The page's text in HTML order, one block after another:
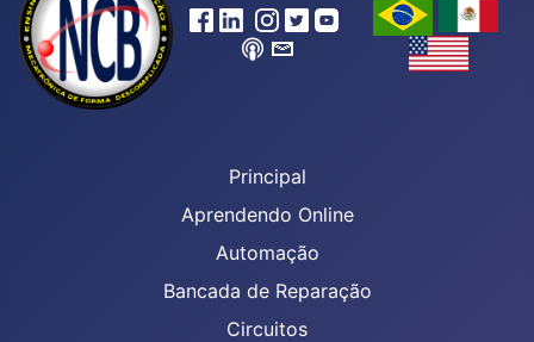
Principal
Aprendendo Online
Automação
Bancada de Reparação
Circuitos